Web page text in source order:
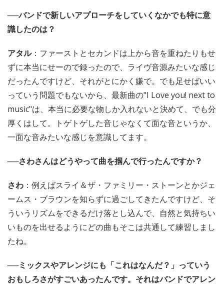
──バンドで新しいアプローチをしていくなかでも特に意
識したのは？
アタル：ファーストとセカンドは上から音を重ねたりもせ
ずに本当にせーので録ったので、ライヴ音源みたいな感じ
だったんですけど、それがとにかく嫌で。でも足せばいい
っていう問題でもないから、最新曲の"I Love you! next to
music"は、本当に必要な物しか入れないと決めて、でも分
厚くはして。トゲトゲした音じゃなくて面な音というか、
一面な音みたいな感じを意識してます。
──さわさんはどうやって曲を掴んで行ったんですか？
さわ ：例えばスライ＆ザ・ファミリー・ストーンとかジェ
ームス・ブラウンを知らずに過ごしてきたんですけど、そ
ういうリズムをできるだけ落とし込んで、自然と気持ちい
いものを出せるようにどの曲もそこは共通して練習しまし
たね。
──ミックスやアレンジにも「これはなんだ？」っていう
おもしろさがすごいあったんです。それはバンドでアレン